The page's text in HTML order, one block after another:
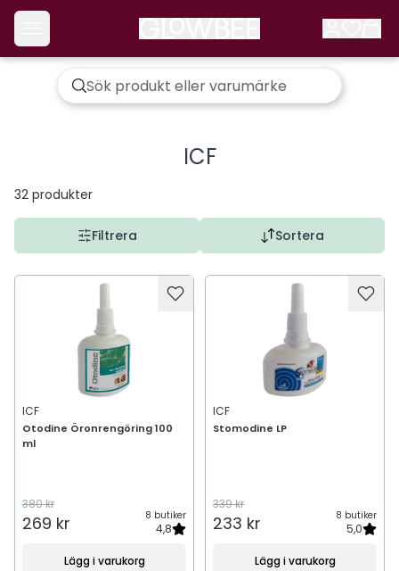
ICF
32 produkter
Filtrera Sortera
ICF
Otodine Öronrengöring 100
ml
380 kr
269 kr 8 butiker
4,8
Lägg i varukorg
ICF
Stomodine LP
339 kr
233 kr 8 butiker
5,0
Lägg i varukorg